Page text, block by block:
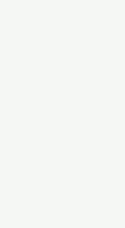
le
de